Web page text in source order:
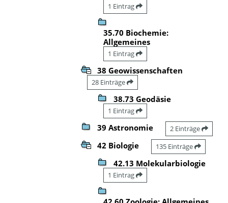
1 Eintrag
35.70 Biochemie:
Allgemeines
1 Eintrag
38 Geowissenschaften
28 Einträge
38.73 Geodäsie
1 Eintrag
39 Astronomie 2 Einträge
42 Biologie 135 Einträge
42.13 Molekularbiologie
1 Eintrag